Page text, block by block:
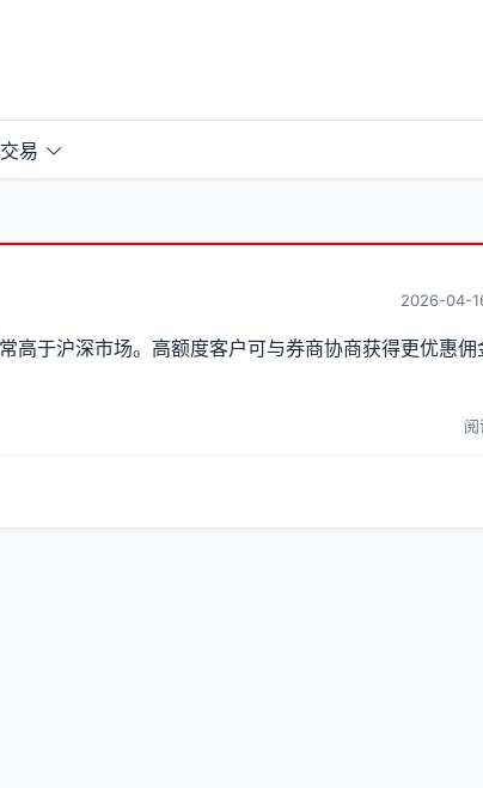
易
2026-04-
于沪深市场。高额度客户可与券商协商获得更优惠佣